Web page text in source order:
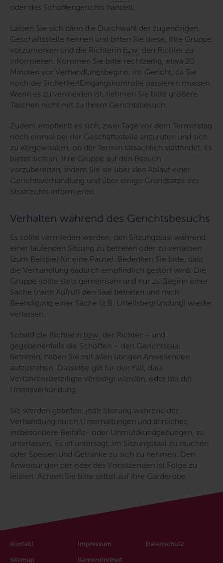
oder des Schöffengerichts handelt.
Lassen Sie sich dann die Durchwahl der zugehörigen
Geschäftsstelle nennen und bitten Sie diese, Ihre Gruppe
vorzumerken und die Richterin bzw. den Richter zu
informieren. Kommen Sie bitte rechtzeitig, etwa 20
Minuten vor Verhandlungsbeginn, ins Gericht, da Sie
noch die SicherheitEingangskontrolle passieren müssen.
Wenn es zu vermeiden ist, nehmen Sie bitte größere
Taschen nicht mit zu Ihrem Gerichtsbesuch.
Zudem empfiehlt es sich, zwei Tage vor dem Terminstag
noch einmal bei der Geschäftsstelle anzurufen und sich
zu vergewissern, ob der Termin tatsächlich stattfindet. Es
bietet sich an, Ihre Gruppe auf den Besuch
vorzubereiten, indem Sie sie über den Ablauf einer
Gerichtsverhandlung und über einige Grundsätze des
Strafrechts informieren.
Verhalten während des Gerichtsbesuchs
Es sollte vermieden werden, den Sitzungssaal während
einer laufenden Sitzung zu betreten oder zu verlassen
(zum Beispiel für eine Pause). Bedenken Sie bitte, dass
die Verhandlung dadurch empfindlich gestört wird. Die
Gruppe sollte stets gemeinsam und nur zu Beginn einer
Sache (nach Aufruf) den Saal betreten und nach
Beendigung einer Sache (z.B. Urteilsbegründung) wieder
verlassen.
Sobald die Richterin bzw. der Richter – und
gegebenenfalls die Schöffen – den Gerichtssaal
betreten, haben Sie mit allen übrigen Anwesenden
aufzustehen. Dasselbe gilt für den Fall, dass
Verfahrensbeteiligte vereidigt werden, oder bei der
Urteilsverkündung.
Sie werden gebeten, jede Störung während der
Verhandlung durch Unterhaltungen und ähnliches,
insbesondere Beifalls- oder Unmutskundgebungen, zu
unterlassen. Es ist untersagt, im Sitzungssaal zu rauchen
oder Speisen und Getränke zu sich zu nehmen. Den
Anweisungen der oder des Vorsitzenden ist Folge zu
leisten. Achten Sie bitte selbst auf Ihre Garderobe.
Kontakt Impressum Datenschutz
Sitemap Barrierefreiheit